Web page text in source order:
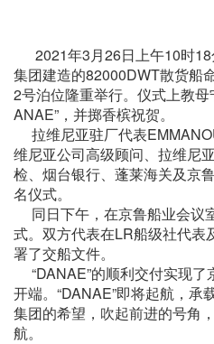
2021年3月26日上午10时18
集团建造的82000DWT散货船
2号泊位隆重举行。仪式上教
ANAE”，并掷香槟祝贺。
拉维尼亚驻厂代表
维尼亚公司高级顾问、拉维尼
检、烟台银行、蓬莱海关及京
名仪式。
同日下午，在京鲁船业会议
式。双方代表在LR船级社代表
署了交船文件。
“DANAE”的顺利交付实现了
开端。“DANAE”即将起航，承
集团的希望，吹起前进的号角
航。